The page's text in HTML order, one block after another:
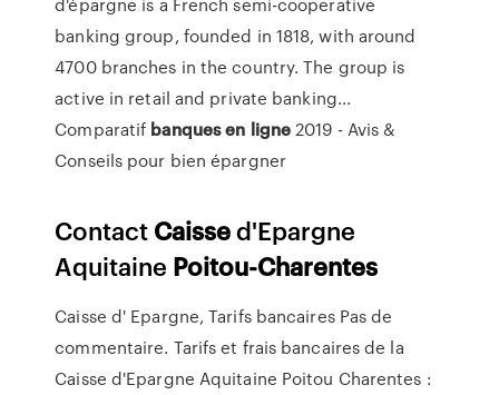
banking group, founded in 1818, with around
4700 branches in the country. The group is
active in retail and private banking...
Comparatif banquesen ligne2019 - Avis &
Conseils pour bien épargner
Contact Caissed'Epargne
Aquitaine Poitou-Charentes
Caisse d' Epargne, Tarifs bancaires Pas de
commentaire. Tarifs et frais bancaires de la
Caisse d'Epargne Aquitaine Poitou Charentes :